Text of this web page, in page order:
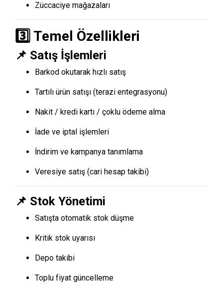
Züccaciye mağazaları
3️⃣ Temel Özellikleri
📌 Satış İşlemleri
Barkod okutarak hızlı satış
Tartılı ürün satışı (terazi entegrasyonu)
Nakit / kredi kartı / çoklu ödeme alma
İade ve iptal işlemleri
İndirim ve kampanya tanımlama
Veresiye satış (cari hesap takibi)
📌 Stok Yönetimi
Satışta otomatik stok düşme
Kritik stok uyarısı
Depo takibi
Toplu fiyat güncelleme